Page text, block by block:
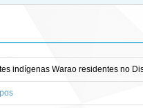
indígenas Warao residentes no